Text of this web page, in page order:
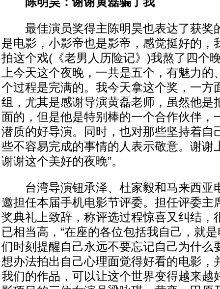
最佳演员奖得主陈明昊也表达了获奖
是电影，小影帝也是影帝，感觉挺好的，
拍这个戏(《老男人历险记》)我熬了四个
上今天这个夜晚，一共是五个，有魅力的
个过程是完满的。我今天拿这个奖，一方
组，尤其是感谢导演黄磊老师，虽然他是
面的，但是他是特别棒的一个合作伙伴，
潜质的好导演。同时，也对那些坚持着自
些不容易完成的事情的人表示敬意。谢谢
谢谢这个美好的夜晚”。
台湾导演钮承泽、杜家毅和马来西亚
邀担任本届手机电影节评委。担任评委主
奖典礼上致辞，称评选过程惊喜又纠结，
已相当高，“在座的各位包括我自己，就
们时刻提醒自己永远不要忘记自己为什么
想办法拍出自己心理面觉得好看的电影，
我们的作品，可以让这个世界变得越来越